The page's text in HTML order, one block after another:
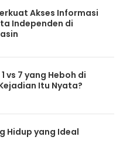
Akses Informasi
Independen di
vs 7 yang Heboh di
Itu Nyata?
Hidup yang Ideal